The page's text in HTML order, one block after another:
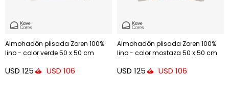
Almohadón plisada Zoren 100%
lino - color verde 50 x 50 cm
USD 125 USD 106
Almohadón plisada Zoren 100%
lino - color mostaza 50 x 50 cm
USD 125 USD 106